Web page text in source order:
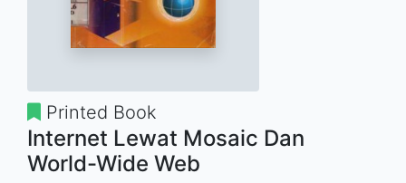
Printed Book
Internet Lewat Mosaic Dan
World-Wide Web